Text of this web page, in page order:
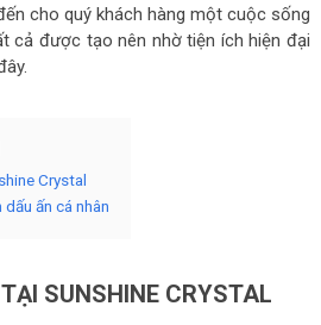
cho quý khách hàng một cuộc sống
cả được tạo nên nhờ tiện ích hiện đại
Crystal
ấn cá nhân
SUNSHINE CRYSTAL